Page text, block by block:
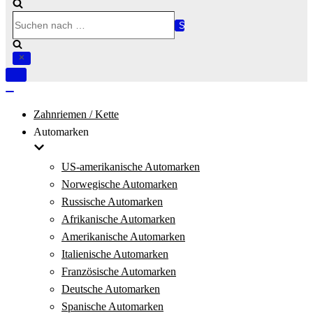
nach …
Navigation
Zahnriemen / Kette
Automarken
US-amerikanische Automarken
Norwegische Automarken
Russische Automarken
Afrikanische Automarken
Amerikanische Automarken
Italienische Automarken
Französische Automarken
Deutsche Automarken
Spanische Automarken